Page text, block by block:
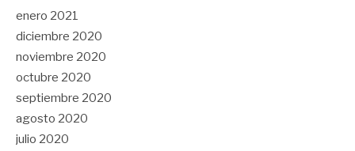
enero 2021
diciembre 2020
noviembre 2020
octubre 2020
septiembre 2020
agosto 2020
julio 2020